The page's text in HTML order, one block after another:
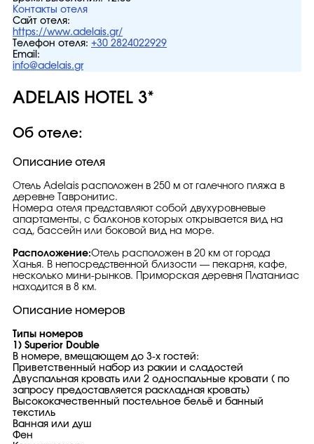
Контакты отеля
Сайт отеля:
https://www.adelais.gr/
Телефон отеля: +30 2824022929
Email:
info@adelais.gr
ADELAIS HOTEL 3*
Об отеле:
Описание отеля
Отель Adelais расположен в 250 м от галечного пляжа в
деревне Тавронитис.
Номера отеля представляют собой двухуровневые
апартаменты, с балконов которых открывается вид на
сад, бассейн или боковой вид на море.
Расположение:Отель расположен в 20 км от города
Ханья. В непосредственной близости — пекарня, кафе,
несколько мини-рынков. Приморская деревня Платаниас
находится в 8 км.
Описание номеров
Типы номеров
1) Superior Double
В номере, вмещающем до 3-х гостей:
Приветственный набор из ракии и сладостей
Двуспальная кровать или 2 односпальные кровати ( по
запросу предоставляется раскладная кровать)
Высококачественный постельное бельё и банный
текстиль
Ванная или душ
Фен